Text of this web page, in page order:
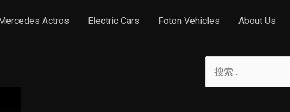
Mercedes Actros Electric Cars Foton Vehicles About Us